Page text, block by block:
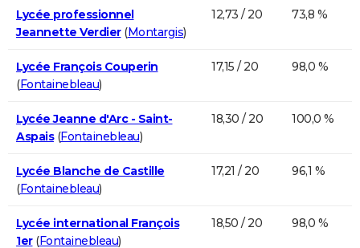
Lycée professionnel
Jeannette Verdier(Montargis)
12,73 / 20 73,8 %
Lycée François Couperin
(Fontainebleau)
17,15 / 20 98,0 %
Lycée Jeanne d'Arc - Saint-
Aspais(Fontainebleau)
18,30 / 20 100,0 %
Lycée Blanche de Castille
(Fontainebleau)
17,21 / 20 96,1 %
Lycée international François
1er(Fontainebleau)
18,50 / 20 98,0 %